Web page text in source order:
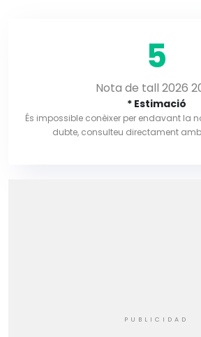
5
Nota de tall 2026
* Estimació
És impossible conèixer per endavant la
dubte, consulteu directament